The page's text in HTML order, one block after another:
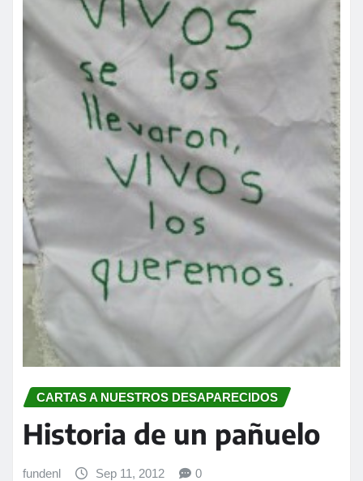
CARTAS A NUESTROS DESAPARECIDOS
Historia de un pañuelo
fundenl Sep 11, 2012 0